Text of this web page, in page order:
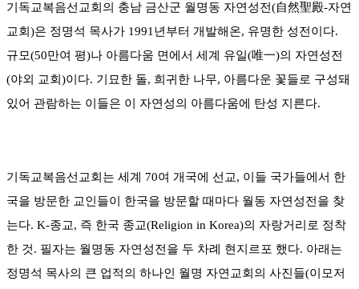
기독교복음선교회의 충남 금산군 월명동 자연성전(自然聖殿-자연
교회)은 정명석 목사가 1991년부터 개발해온, 유명한 성전이다.
규모(50만여 평)나 아름다움 면에서 세계 유일(唯一)의 자연성전
(야외 교회)이다. 기묘한 돌, 희귀한 나무, 아름다운 꽃들로 구성돼
있어 관람하는 이들은 이 자연성의 아름다움에 탄성 지른다.
기독교복음선교회는 세계 70여 개국에 선교, 이들 국가들에서 한
국을 방문한 교인들이 한국을 방문할 때마다 월동 자연성전을 찾
는다. K-종교, 즉 한국 종교(Religion in Korea)의 자랑거리로 정착
한 것. 필자는 월명동 자연성전을 두 차례 현지르포 했다. 아래는
정명석 목사의 큰 업적의 하나인 월명 자연교회의 사진들(이모저